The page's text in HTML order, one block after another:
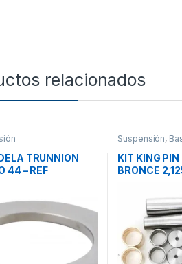
relacionados
TRUNNION
44 – REF
Suspensión,
Accesorios
KIT KING
BRONCE